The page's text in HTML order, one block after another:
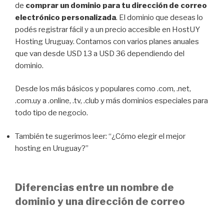
de comprar un dominio para tu dirección de correo
electrónico personalizada. El dominio que deseas lo
podés registrar fácil y a un precio accesible en HostUY
Hosting Uruguay. Contamos con varios planes anuales
que van desde USD 13 a USD 36 dependiendo del
dominio.
Desde los más básicos y populares como .com, .net,
.com.uy a .online, .tv, .club y más dominios especiales para
todo tipo de negocio.
También te sugerimos leer: “¿Cómo elegir el mejor
hosting en Uruguay?”
Diferencias entre un nombre de
dominio y una dirección de correo